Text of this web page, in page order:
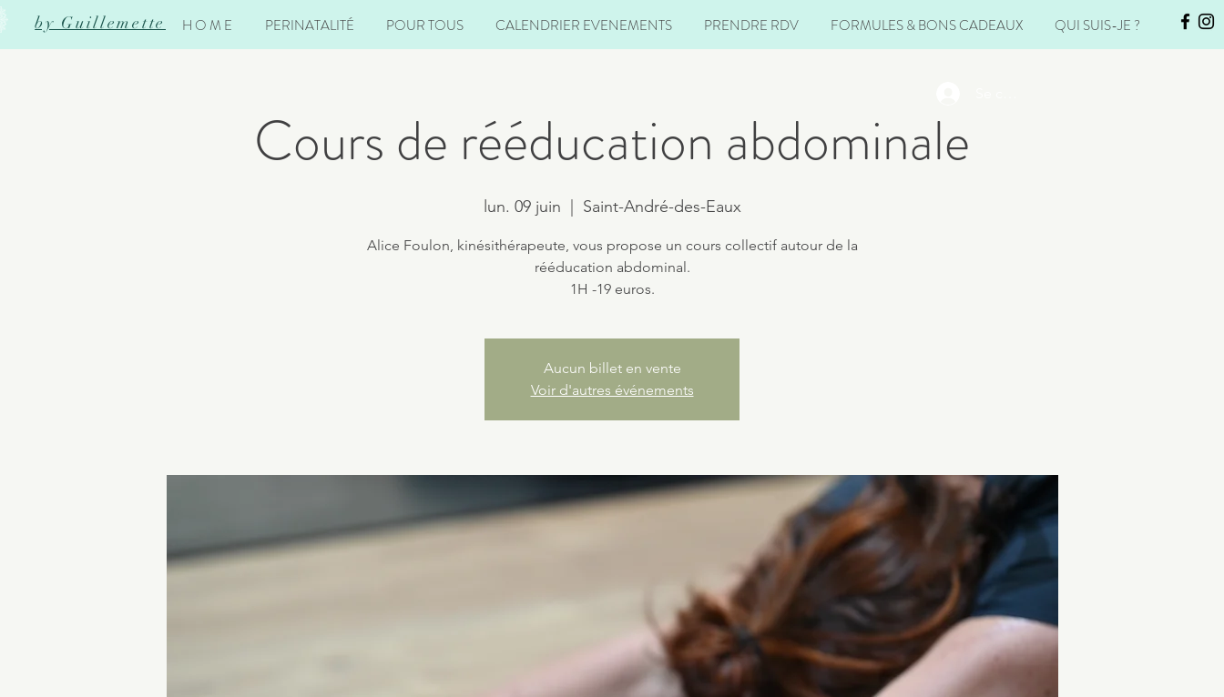
by Guillemette H O M E PERINATALITÉ POUR TOUS CALENDRIER EVENEMENTS PRENDRE RDV FORMULES & BONS CADEAUX QUI SUIS-JE ?
Cours de rééducation abdominale
lun. 09 juin Saint-André-des-Eaux
Alice Foulon, kinésithérapeute, vous propose un cours collectif autour de la
rééducation abdominal.
1H -19 euros.
Aucun billet en vente
Voir d'autres événements